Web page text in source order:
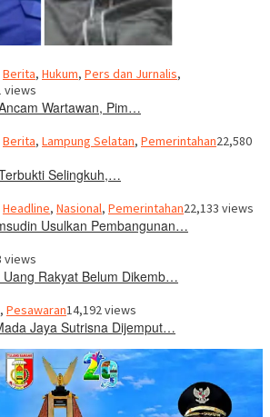
Berita, Hukum, Pers dan Jurnalis,
views
Wartawan, Pim…
Berita, Lampung Selatan, Pemerintahan22,580
Selingkuh,…
Headline, Nasional, Pemerintahan22,133 views
Usulkan Pembangunan…
views
Uang Rakyat Belum Dikemb…
, Pesawaran14,192 views
Jaya Sutrisna Dijemput…